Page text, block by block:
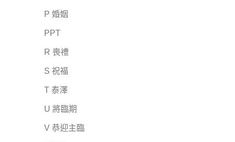
P 婚姻
PPT
R 喪禮
S 祝福
T 泰澤
U 將臨期
V 恭迎主臨